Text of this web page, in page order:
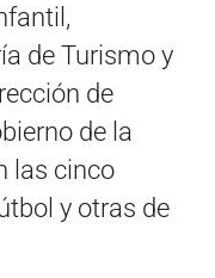
de Turismo y
de
de la
las cinco
y otras de